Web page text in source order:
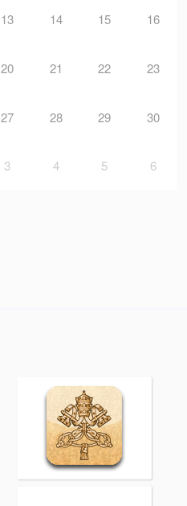
13 14 15 16
20 21 22 23
27 28 29 30
3 4 5 6